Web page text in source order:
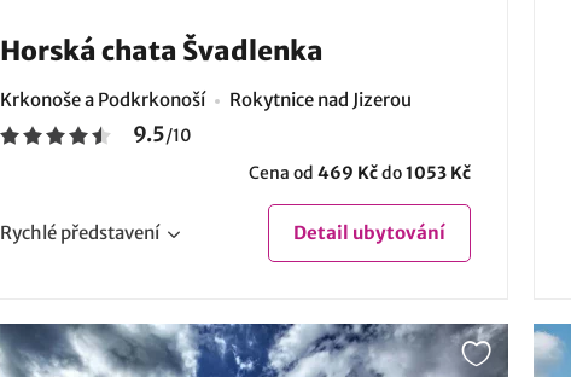
Horská chata Švadlenka
Krkonoše a Podkrkonoší Rokytnice nad Jizerou
9.5/10
Cena od 469 Kčdo1053 Kč
Rychlé představení Detail ubytování